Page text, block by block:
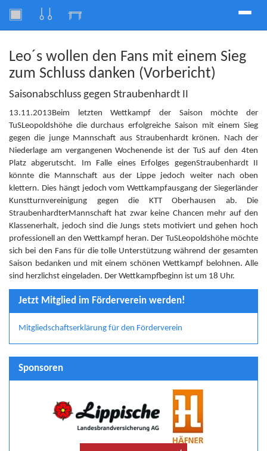
Toggle
Leo´s wollen den Fans mit einem Sieg
zum Schluss danken (Vorbericht)
Saisonabschluss gegen Straubenhardt II
13.11.2013Beim letzten Wettkampf der Saison möchte der
TuSLeopoldshöhe die durchaus erfolgreiche Saison mit einem Sieg
gegen die junge Mannschaft aus Straubenhardt krönen. Nach der
Niederlage am vergangenen Wochenende ist der TuS auf den 4ten
Platz abgerutscht. Im Falle eines Erfolges gegenStraubenhardt II
könnte die Mannschaft aus der Lippe jedoch weiter nach oben
klettern. Dies hängt jedoch vom Wettkampfausgang der Siegerländer
Kunstturnvereinigung gegen die KTT Oberhausen ab. Die
StraubenhardterMannschaft hat zwar keine Chancen mehr auf den
Klassenerhalt, jedoch sind die Jungs stets motiviert und gehen hoch
professionell an den Wettkampf heran. Der TuSLeopoldshöhe möchte
sich bei den Fans für die tolle Unterstützung während der gesamten
Saison bedanken und mit einem schönen Wettkampf belohnen. Alle
sind herzlichst eingeladen. Der Wettkampfbeginn ist um 18 Uhr.
Jetzt Mitglied im Förderverein werden!
Mitgliedschaftserklärung für den Förderverein
Sponsoren